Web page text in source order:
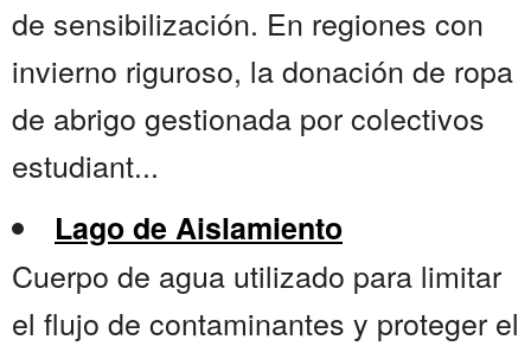
de sensibilización. En regiones con
invierno riguroso, la donación de ropa
de abrigo gestionada por colectivos
estudiant...
Lago de Aislamiento
Cuerpo de agua utilizado para limitar
el flujo de contaminantes y proteger el